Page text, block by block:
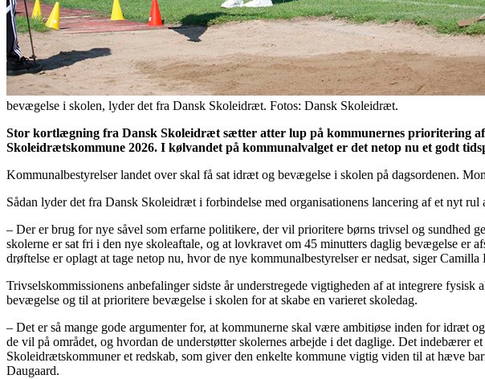
bevægelse i skolen, lyder det fra Dansk Skoleidræt. Fotos: Dansk Skoleidræt.
Stor kortlægning fra Dansk Skoleidræt sætter atter lup på kommunernes prioritering
Skoleidrætskommune 2026. I kølvandet på kommunalvalget er det netop nu et godt
Kommunalbestyrelser landet over skal få sat idræt og bevægelse i skolen på dagsordenen.
Sådan lyder det fra Dansk Skoleidræt i forbindelse med organisationens lancering af et nyt
– Der er brug for nye såvel som erfarne politikere, der vil prioritere børns trivsel og sundhed
skolerne er sat fri i den nye skoleaftale, og at lovkravet om 45 minutters daglig bevægelse er
drøftelse er oplagt at tage netop nu, hvor de nye kommunalbestyrelser er nedsat, siger
Trivselskommissionens anbefalinger sidste år understregede vigtigheden af at integrere
bevægelse og til at prioritere bevægelse i skolen for at skabe en varieret skoledag.
– Det er så mange gode argumenter for, at kommunerne skal være ambitiøse inden for idræt
de vil på området, og hvordan de understøtter skolernes arbejde i det daglige. Det
Skoleidrætskommuner et redskab, som giver den enkelte kommune vigtig viden til at hæve
Daugaard.